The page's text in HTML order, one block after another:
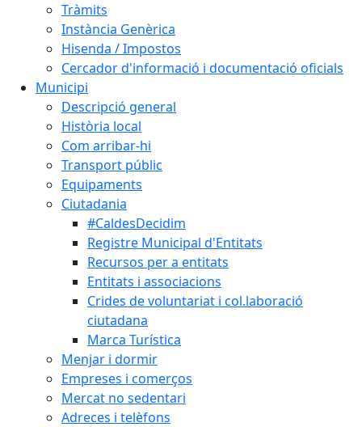
Tràmits
Instància Genèrica
Hisenda / Impostos
Cercador d'informació i documentació oficials
Municipi
Descripció general
Història local
Com arribar-hi
Transport públic
Equipaments
Ciutadania
#CaldesDecidim
Registre Municipal d'Entitats
Recursos per a entitats
Entitats i associacions
Crides de voluntariat i col.laboració
ciutadana
Marca Turística
Menjar i dormir
Empreses i comerços
Mercat no sedentari
Adreces i telèfons